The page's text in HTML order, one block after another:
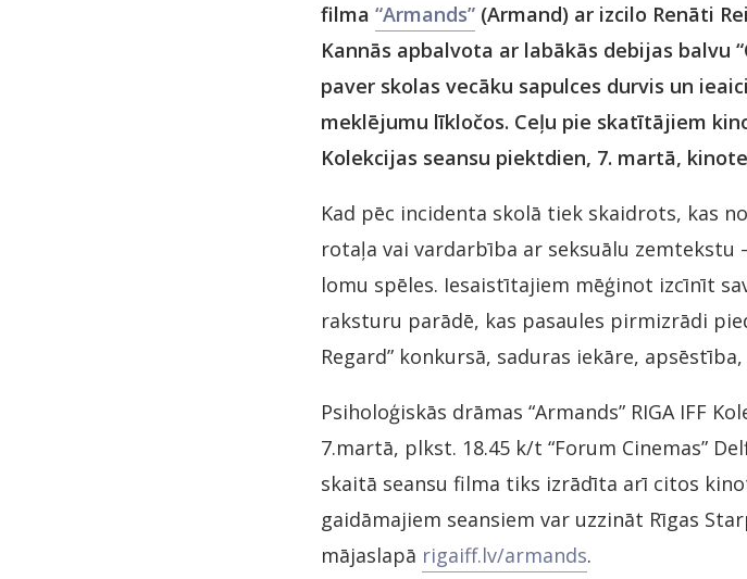
filma “Armands”(Armand) ar izcilo Renāti
Kannās apbalvota ar labākās debijas balvu
paver skolas vecāku sapulces durvis un
meklējumu līkločos. Ceļu pie skatītājiem
Kolekcijas seansu piektdien, 7. martā,
Kad pēc incidenta skolā tiek skaidrots, kas
rotaļa vai vardarbība ar seksuālu zemtekstu
lomu spēles. Iesaistītajiem mēģinot izcīnīt
raksturu parādē, kas pasaules pirmizrādi
Regard” konkursā, saduras iekāre,
Psiholoģiskās drāmas “Armands” RIGA IFF
7.martā, plkst. 18.45 k/t “Forum Cinemas”
skaitā seansu filma tiks izrādīta arī citos
gaidāmajiem seansiem var uzzināt Rīgas
mājaslapā rigaiff.lv/armands.